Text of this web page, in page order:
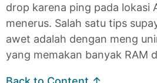
drop karena ping pada lokasi
menerus. Salah satu tips
awet adalah dengan meng
yang memakan banyak RAM